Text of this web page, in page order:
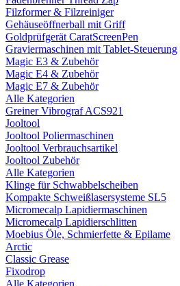
Filzformer & Filzreiniger
Gehäuseöffnerball mit Griff
Goldprüfgerät CaratScreenPen
Graviermaschinen mit Tablet-Steuerung
Magic E3 & Zubehör
Magic E4 & Zubehör
Magic E7 & Zubehör
Alle Kategorien
Greiner Vibrograf ACS921
Jooltool
Jooltool Poliermaschinen
Jooltool Verbrauchsartikel
Jooltool Zubehör
Alle Kategorien
Klinge für Schwabbelscheiben
Kompakte Schweißlasersysteme SL5
Micromecalp Lapidiermaschinen
Micromecalp Lapidierschlitten
Moebius Öle, Schmierfette & Epilame
Arctic
Classic Grease
Fixodrop
Alle Kategorien